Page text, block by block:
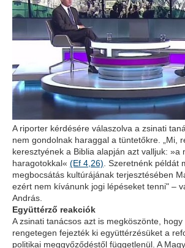
A riporter kérdésére válaszolva a zsinati
nem gondolnak haraggal a tüntetőkre. „Mi,
keresztyének a Biblia alapján azt valljuk: »a
haragotokkal« (Ef 4,26) . Szeretnénk példát
megbocsátás kultúrájának terjesztésében
ezért nem kívánunk jogi lépéseket tenni" –
András.
Együttérző reakciók
A zsinati tanácsos azt is megköszönte,
rengetegen fejezték ki együttérzésüket a
politikai meggyőződéstől függetlenül. A